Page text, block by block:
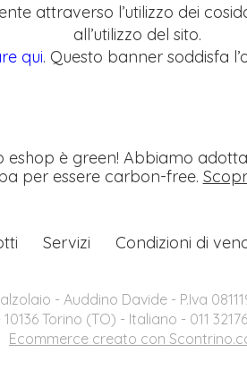
attraverso l’utilizzo dei
all’utilizzo del sito.
qui. Questo banner soddisfa
eshop è green! Abbiamo
per essere carbon-free.
Servizi Condizioni di
- Auddino Davide - P.Iva
Torino (TO) - Italiano - 011
Ecommerce creato con